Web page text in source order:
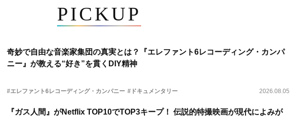
PICKUP
奇妙で自由な音楽家集団の真実とは？『エレファント6レコーディング・カンパ
ニー』が教える“好き”を貫くDIY精神
#エレファント6レコーディング・カンパニー #ドキュメンタリー 2026.08.05
『ガス人間』がNetflix TOP10でTOP3キープ！ 伝説的特撮映画が現代によみが